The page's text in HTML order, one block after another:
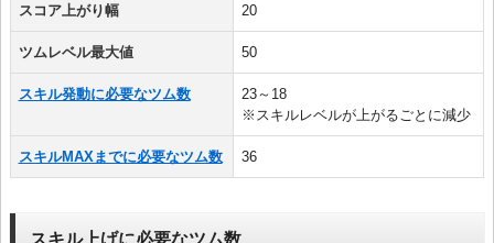
スコア上がり幅 20
ツムレベル最大値 50
スキル発動に必要なツム数
23～18
※スキルレベルが上がるごとに減少
スキルMAXまでに必要なツム数 36
スキル上げに必要なツム数